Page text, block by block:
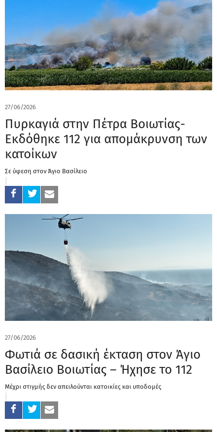
27/06/2026
Πυρκαγιά στην Πέτρα Βοιωτίας-
Εκδόθηκε 112 για απομάκρυνση των
κατοίκων
Σε ύφεση στον Άγιο Βασίλειο
27/06/2026
Φωτιά σε δασική έκταση στον Άγιο
Βασίλειο Βοιωτίας – Ήχησε το 112
Μέχρι στιγμής δεν απειλούνται κατοικίες και υποδομές